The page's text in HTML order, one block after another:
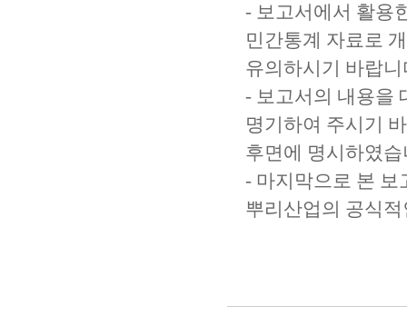
- 보고서에서 활용
민간통계 자료로
유의하시기 바랍니
- 보고서의 내용을
명기하여 주시기
후면에 명시하였습
- 마지막으로 본 보
뿌리산업의 공식